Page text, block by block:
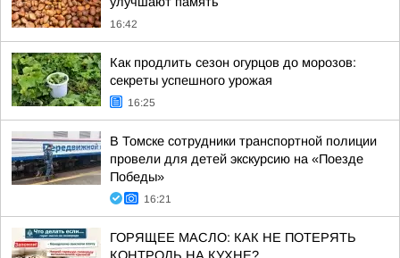
16:42
Как продлить сезон огурцов до морозов:
секреты успешного урожая
16:25
В Томске сотрудники транспортной полиции
провели для детей экскурсию на «Поезде
Победы»
16:21
ГОРЯЩЕЕ МАСЛО: КАК НЕ ПОТЕРЯТЬ